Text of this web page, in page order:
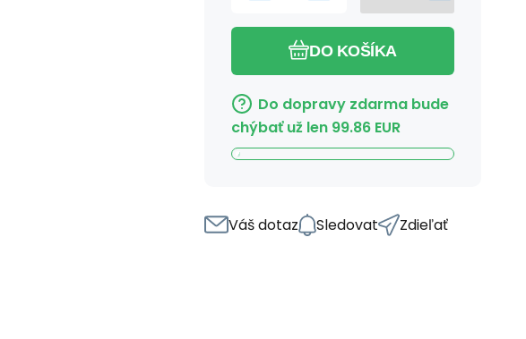
DO KOŠÍKA
Do dopravy zdarma bude
chýbať už len 99.86 EUR
Váš dotaz Sledovat Zdieľať